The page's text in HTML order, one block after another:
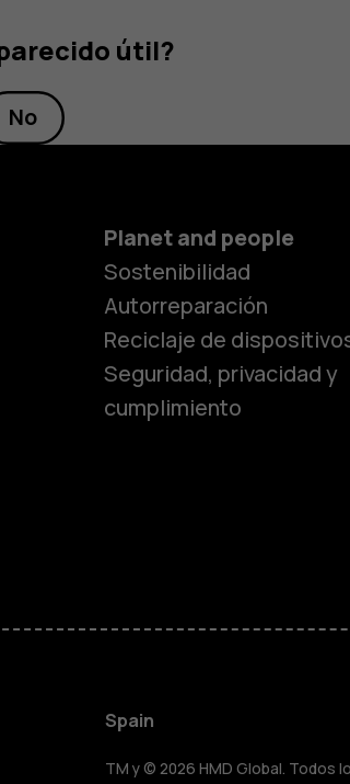
Teléfonos
Teléfonos
Terra
Para
útil?
No
Planet and people
Sostenibilidad
Autorreparación
Reciclaje de
Seguridad, privacidad y
cumplimiento
Spain
TM y © 2026 HMD Global. Todos